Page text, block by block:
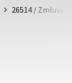
informácie iba
stránka
sídla.
26514 / Zmluva